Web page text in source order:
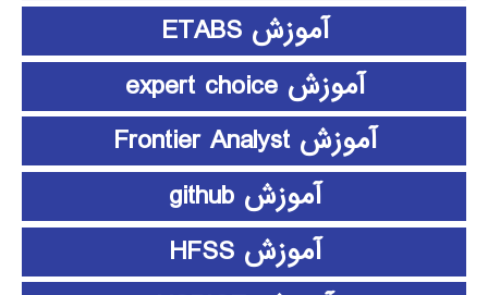
آموزش ETABS
آموزش expert choice
آموزش Frontier Analyst
آموزش github
آموزش HFSS